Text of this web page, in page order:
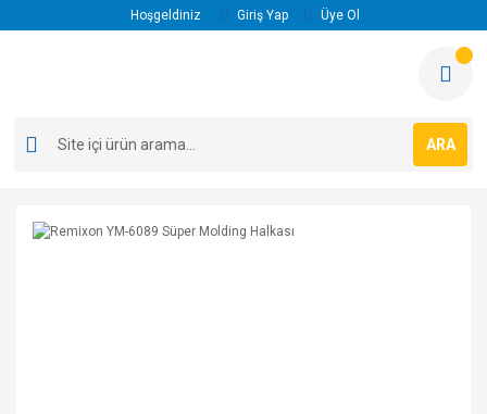
Hoşgeldiniz Giriş Yap Üye Ol
ARA